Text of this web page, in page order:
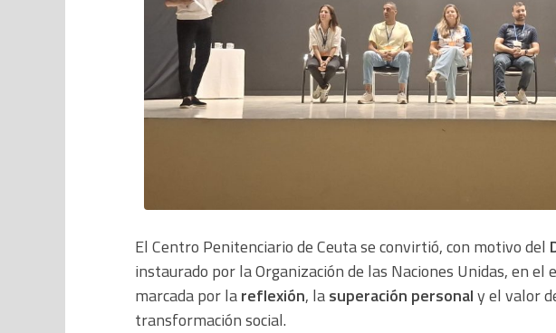
El Centro Penitenciario de Ceuta se convirtió, con motivo del
instaurado por la Organización de las Naciones Unidas, en el
marcada por lareflexión, lasuperación personaly el valor
transformación social.